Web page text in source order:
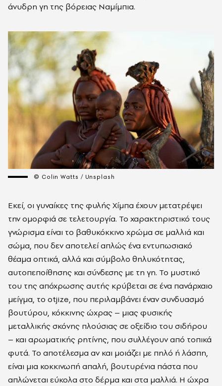
άνυδρη γη της βόρειας Ναμίμπια.
© Colin Watts / Unsplash
Εκεί, οι γυναίκες της φυλής Χίμπα έχουν μετατρέψει
την ομορφιά σε τελετουργία. Το χαρακτηριστικό τους
γνώρισμα είναι το βαθυκόκκινο χρώμα σε μαλλιά και
σώμα, που δεν αποτελεί απλώς ένα εντυπωσιακό
θέαμα οπτικά, αλλά και σύμβολο θηλυκότητας,
αυτοπεποίθησης και σύνδεσης με τη γη. Το μυστικό
του της απόχρωσης αυτής κρύβεται σε ένα πανάρχαιο
μείγμα, το otjize, που περιλαμβάνει έναν συνδυασμό
βουτύρου, κόκκινης ώχρας – μιας φυσικής
μεταλλικής σκόνης πλούσιας σε οξείδιο του σιδήρου
– και αρωματικής ρητίνης, που συλλέγουν από τοπικά
φυτά. Το αποτέλεσμα αν και μοιάζει με πηλό ή λάσπη,
είναι μια κοκκινωπή απαλή, βουτυρένια πάστα που
απλώνεται εύκολα στο δέρμα και στα μαλλιά. Η ώχρα